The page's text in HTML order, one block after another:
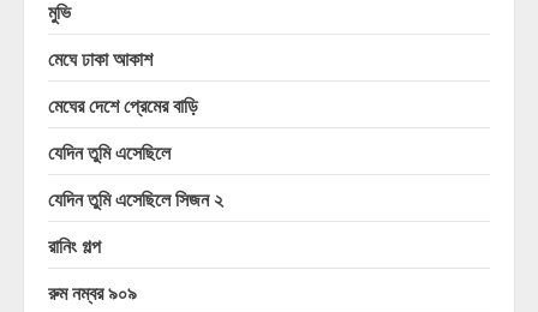
মুভি
মেঘে ঢাকা আকাশ
মেঘের দেশে প্রেমের বাড়ি
যেদিন তুমি এসেছিলে
যেদিন তুমি এসেছিলে সিজন ২
রানিং গল্প
রুম নম্বর ৯০৯